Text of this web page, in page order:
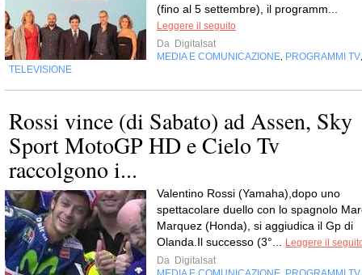
(fino al 5 settembre), il programm...
Leggere il seguito
Da Digitalsat
MEDIA E COMUNICAZIONE PROGRAMMI TV
TELEVISIONE
Rossi vince (di Sabato) ad Assen, Sky
Sport MotoGP HD e Cielo Tv
raccolgono i...
Valentino Rossi (Yamaha),dopo uno
spettacolare duello con lo spagnolo
Marquez (Honda), si aggiudica il Gp di
Olanda.Il successo (3°...
Leggere il
Da Digitalsat